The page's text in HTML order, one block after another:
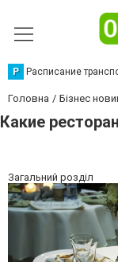
Р Расписание
Головна Бізнес
Какие
Загальний розділ